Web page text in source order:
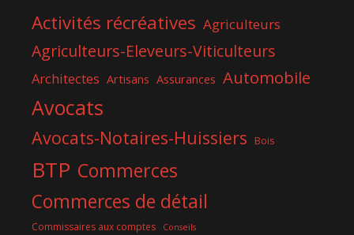
Activités récréatives Agriculteurs
Agriculteurs-Eleveurs-Viticulteurs
Architectes Artisans Assurances Automobile
Avocats
Avocats-Notaires-Huissiers Bois
BTP Commerces
Commerces de détail
Commissaires aux comptes Conseils